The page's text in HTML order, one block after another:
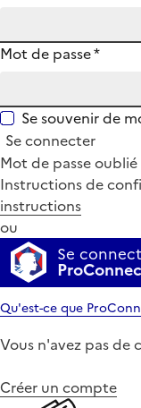
Mot de passe*
Se souvenir de
Se connecter
Mot de passe oublié
Instructions de
instructions
ou
Se
Qu'est-ce que
Vous n'avez pas de
Créer un compte